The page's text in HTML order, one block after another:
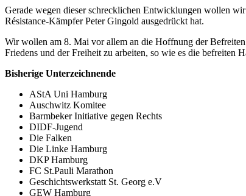
Gerade wegen dieser schrecklichen Entwicklungen wollen
Résistance-Kämpfer Peter Gingold ausgedrückt hat.
Wir wollen am 8. Mai vor allem an die Hoffnung der
Friedens und der Freiheit zu arbeiten, so wie es die befreiten
Bisherige Unterzeichnende
AStA Uni Hamburg
Auschwitz Komitee
Barmbeker Initiative gegen Rechts
DIDF-Jugend
Die Falken
Die Linke Hamburg
DKP Hamburg
FC St.Pauli Marathon
Geschichtswerkstatt St. Georg e.V
GEW Hamburg